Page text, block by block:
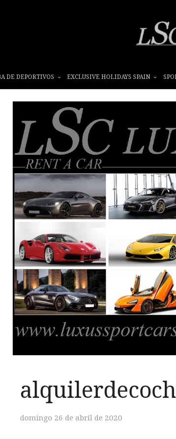
DE DEPORTIVOS EXCLUSIVE HOLIDAYS SPAIN
domingo 26 de abril de 2020